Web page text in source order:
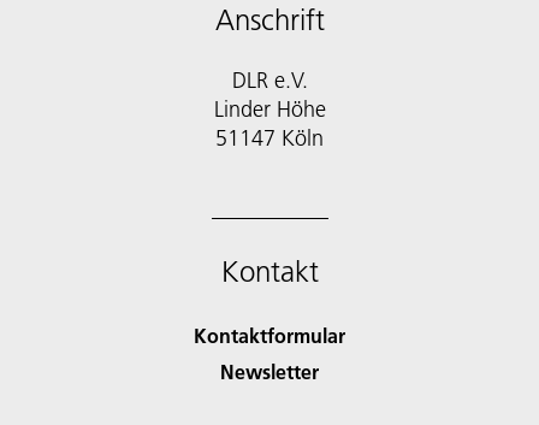
Anschrift
DLR e.V.
Linder Höhe
51147 Köln
Kontakt
Kontaktformular
Newsletter